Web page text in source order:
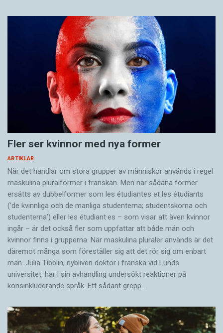
Fler ser kvinnor med nya former
ARTIKLAR
När det handlar om stora grupper av människor används i regel
maskulina pluralformer i franskan. Men när sådana ­former
ersätts av dubbel­former som les étudiantes et les étudiants
(’de kvinnliga och de manliga studenterna; studentskorna och
studenterna’) eller les étudiant·es – som visar att även kvinnor
ingår – är det också fler som uppfattar att både män och
kvinnor finns i grupperna. När maskulina pluraler används är det
där­emot många som föreställer sig att det rör sig om enbart
män. Julia Tibblin, nybliven doktor i franska vid Lunds
universitet, har i sin avhandling undersökt reaktioner på
könsinkluderande språk. Ett sådant grepp…